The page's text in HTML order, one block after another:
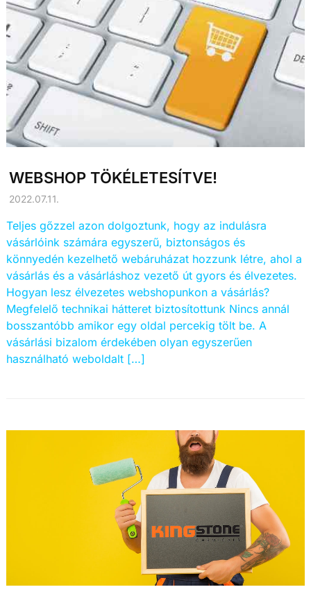
WEBSHOP TÖKÉLETESÍTVE!
2022.07.11.
Teljes gőzzel azon dolgoztunk, hogy az indulásra
vásárlóink számára egyszerű, biztonságos és
könnyedén kezelhető webáruházat hozzunk létre, ahol a
vásárlás és a vásárláshoz vezető út gyors és élvezetes.
Hogyan lesz élvezetes webshopunkon a vásárlás?
Megfelelő technikai hátteret biztosítottunk Nincs annál
bosszantóbb amikor egy oldal percekig tölt be. A
vásárlási bizalom érdekében olyan egyszerűen
használható weboldalt […]